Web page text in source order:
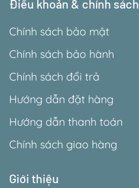
Điều khoản & chính sách
Chính sách bảo mật
Chính sách bảo hành
Chính sách đổi trả
Hướng dẫn đặt hàng
Hướng dẫn thanh toán
Chính sách giao hàng
Giới thiệu